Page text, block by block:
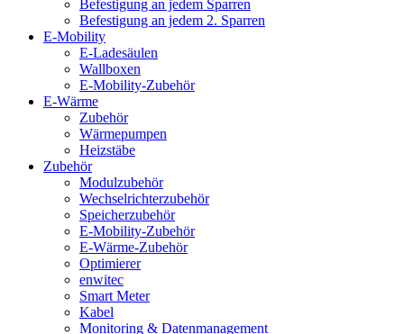
Befestigung an jedem Sparren
Befestigung an jedem 2. Sparren
E-Mobility
E-Ladesäulen
Wallboxen
E-Mobility-Zubehör
E-Wärme
Zubehör
Wärmepumpen
Heizstäbe
Zubehör
Modulzubehör
Wechselrichterzubehör
Speicherzubehör
E-Mobility-Zubehör
E-Wärme-Zubehör
Optimierer
enwitec
Smart Meter
Kabel
Monitoring & Datenmanagement